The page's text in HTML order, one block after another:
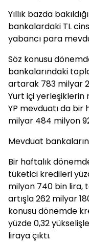
Yıllık bazda
bankalardaki TL
yabancı para
Söz konusu
bankalarındaki
artarak 783 milyar
Yurt içi
YP mevduatı da
milyar 484 milyon
Mevduat
Bir haftalık
tüketici kredileri
milyon 740 bin lira,
artışla 262 milyar
konusu dönemde
yüzde 0,32
liraya çıktı.